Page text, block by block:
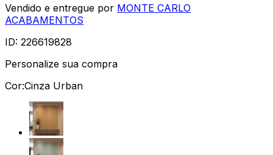
Vendido e entregue por MONTE CARLO
ACABAMENTOS
ID: 226619828
Personalize sua compra
Cor:Cinza Urban